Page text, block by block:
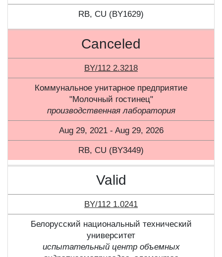
RB, CU (BY1629)
Canceled
BY/112 2.3218
Коммунальное унитарное предприятие
"Молочный гостинец"
производственная лаборатория
Aug 29, 2021 - Aug 29, 2026
RB, CU (BY3449)
Valid
BY/112 1.0241
Белорусский национальный технический
университет
испытательный центр объемных